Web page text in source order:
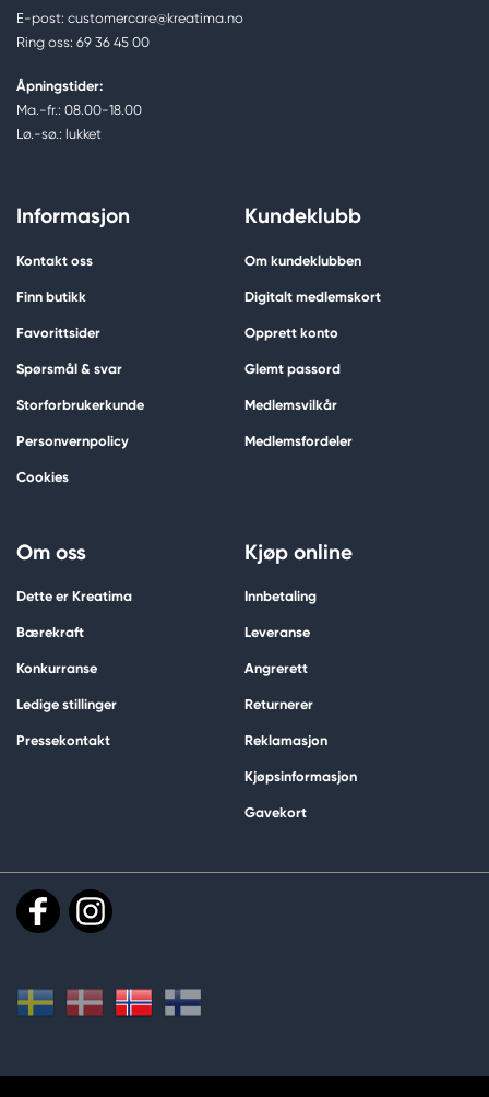
E-post: customercare@kreatima.no
Ring oss: 69 36 45 00
Åpningstider:
Ma.-fr.: 08.00-18.00
Lø.-sø.: lukket
Informasjon
Kontakt oss
Finn butikk
Favorittsider
Spørsmål & svar
Storforbrukerkunde
Personvernpolicy
Cookies
Kundeklubb
Om kundeklubben
Digitalt medlemskort
Opprett konto
Glemt passord
Medlemsvilkår
Medlemsfordeler
Om oss
Dette er Kreatima
Bærekraft
Konkurranse
Ledige stillinger
Pressekontakt
Kjøp online
Innbetaling
Leveranse
Angrerett
Returnerer
Reklamasjon
Kjøpsinformasjon
Gavekort